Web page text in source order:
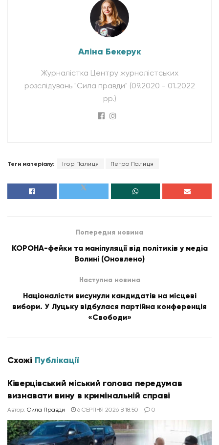
Аліна Бекерук
Журналістка Центру журналістських
розслідувань "Сила правди" (09.2020 - 01.2022
рр.)
Теги матеріалу: Ігор Палиця Петро Палиця
Попередня новина
КОРОНА-фейки та маніпуляції від політиків у медіа
Волині (Оновлено)
Наступна новина
Націоналісти висунули кандидатів на місцеві
вибори. У Луцьку відбулася партійна конференція
«Свободи»
Схожі Публікації
Ківерцівський міський голова передумав
визнавати вину в кримінальній справі
Автор: Сила Правди 6 СЕРПНЯ 2026 В 18:50 0